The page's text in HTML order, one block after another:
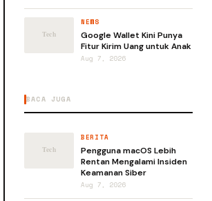
NEWS
Google Wallet Kini Punya
Fitur Kirim Uang untuk Anak
Aug 7, 2026
BACA JUGA
BERITA
Pengguna macOS Lebih
Rentan Mengalami Insiden
Keamanan Siber
Aug 7, 2026